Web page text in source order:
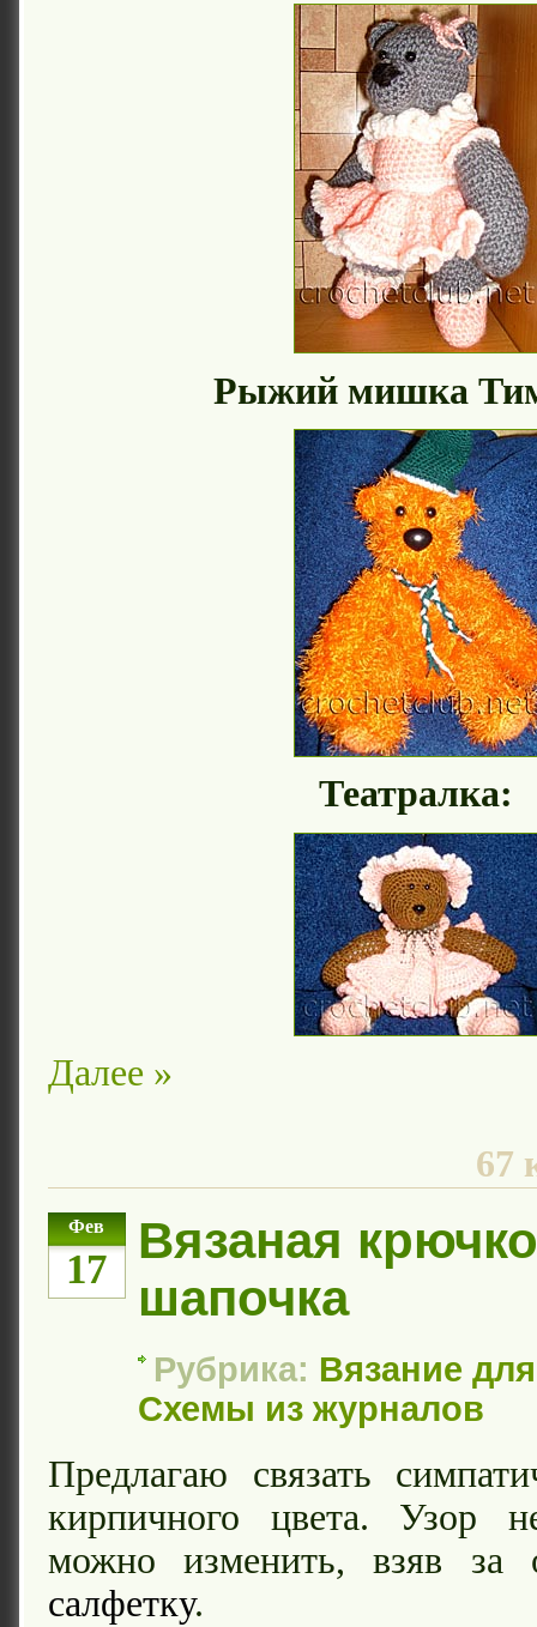
Рыжий мишка
Театралка:
Далее »
67
Фев
17
Вязаная
шапочка
Рубрика: Вязание
Схемы из журналов
Предлагаю связать
кирпичного цвета. Узор
можно изменить, взяв за
салфетку.